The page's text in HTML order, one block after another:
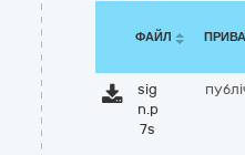
ФАЙЛ
sig
n.p
7s